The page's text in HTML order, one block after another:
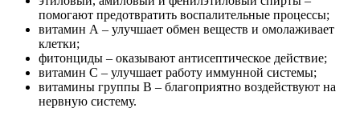
помогают предотвратить воспалительные процессы;
витамин А – улучшает обмен веществ и омолаживает
клетки;
фитонциды – оказывают антисептическое действие;
витамин С – улучшает работу иммунной системы;
витамины группы В – благоприятно воздействуют на
нервную систему.